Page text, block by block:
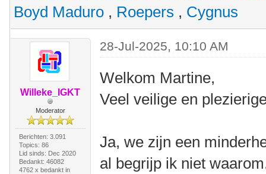
Boyd Maduro , Roepers , Cygnus
Willeke_IGKT
Moderator
Berichten: 3.091
Topics: 86
Lid sinds: Dec 2020
Bedankt: 46082
4762 x bedankt in
28-Jul-2025, 10:10 AM
Welkom Martine,
Veel veilige en
Ja, we zijn een
al begrijp ik niet